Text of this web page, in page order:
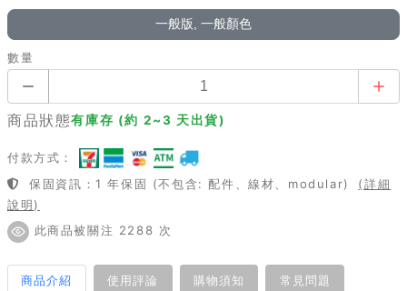
一般版, 一般顏色
數量
商品狀態有庫存 (約 2~3 天出貨)
付款方式：
保固資訊：1 年保固 (不包含: 配件、線材、modular)
(詳細
說明)
此商品被關注 2288 次
商品介紹 使用評論 購物須知 常見問題